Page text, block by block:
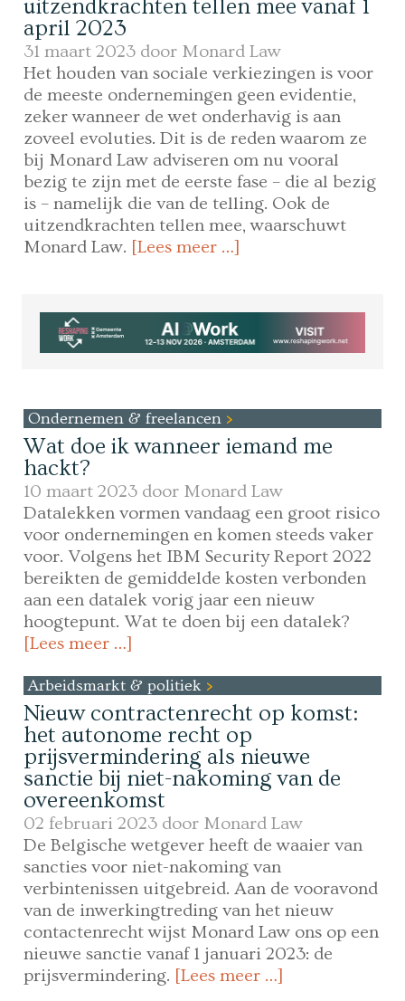
uitzendkrachten tellen mee vanaf 1
april 2023
31 maart 2023 door Monard Law
Het houden van sociale verkiezingen is voor
de meeste ondernemingen geen evidentie,
zeker wanneer de wet onderhavig is aan
zoveel evoluties. Dit is de reden waarom ze
bij Monard Law adviseren om nu vooral
bezig te zijn met de eerste fase – die al bezig
is – namelijk die van de telling. Ook de
uitzendkrachten tellen mee, waarschuwt
Monard Law. [Lees meer …]
Ondernemen & freelancen
Wat doe ik wanneer iemand me
hackt?
10 maart 2023 door Monard Law
Datalekken vormen vandaag een groot risico
voor ondernemingen en komen steeds vaker
voor. Volgens het IBM Security Report 2022
bereikten de gemiddelde kosten verbonden
aan een datalek vorig jaar een nieuw
hoogtepunt. Wat te doen bij een datalek?
[Lees meer …]
Arbeidsmarkt & politiek
Nieuw contractenrecht op komst:
het autonome recht op
prijsvermindering als nieuwe
sanctie bij niet-nakoming van de
overeenkomst
02 februari 2023 door Monard Law
De Belgische wetgever heeft de waaier van
sancties voor niet-nakoming van
verbintenissen uitgebreid. Aan de vooravond
van de inwerkingtreding van het nieuw
contactenrecht wijst Monard Law ons op een
nieuwe sanctie vanaf 1 januari 2023: de
prijsvermindering. [Lees meer …]